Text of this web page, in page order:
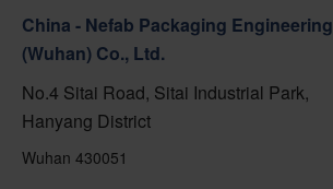
China - Nefab Packaging Engineering
(Wuhan) Co., Ltd.
No.4 Sitai Road, Sitai Industrial Park,
Hanyang District
Wuhan 430051